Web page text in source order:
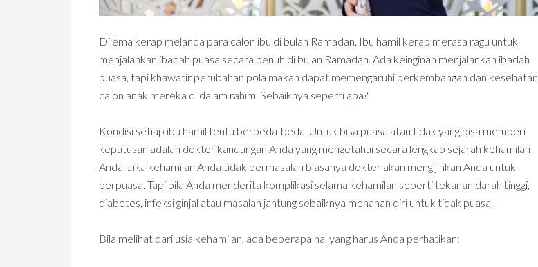
Dilema kerap melanda para calon ibu di bulan Ramadan. Ibu hamil kerap merasa ragu untuk
menjalankan ibadah puasa secara penuh di bulan Ramadan. Ada keinginan menjalankan ibadah
puasa, tapi khawatir perubahan pola makan dapat memengaruhi perkembangan dan kesehatan
calon anak mereka di dalam rahim. Sebaiknya seperti apa?
Kondisi setiap ibu hamil tentu berbeda-beda. Untuk bisa puasa atau tidak yang bisa memberi
keputusan adalah dokter kandungan Anda yang mengetahui secara lengkap sejarah kehamilan
Anda. Jika kehamilan Anda tidak bermasalah biasanya dokter akan mengijinkan Anda untuk
berpuasa. Tapi bila Anda menderita komplikasi selama kehamilan seperti tekanan darah tinggi,
diabetes, infeksi ginjal atau masalah jantung sebaiknya menahan diri untuk tidak puasa.
Bila melihat dari usia kehamilan, ada beberapa hal yang harus Anda perhatikan: